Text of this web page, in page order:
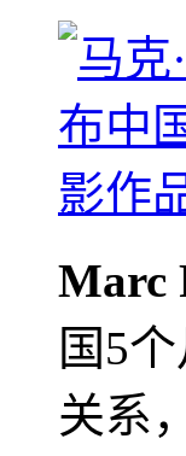
Marc
国5
关系